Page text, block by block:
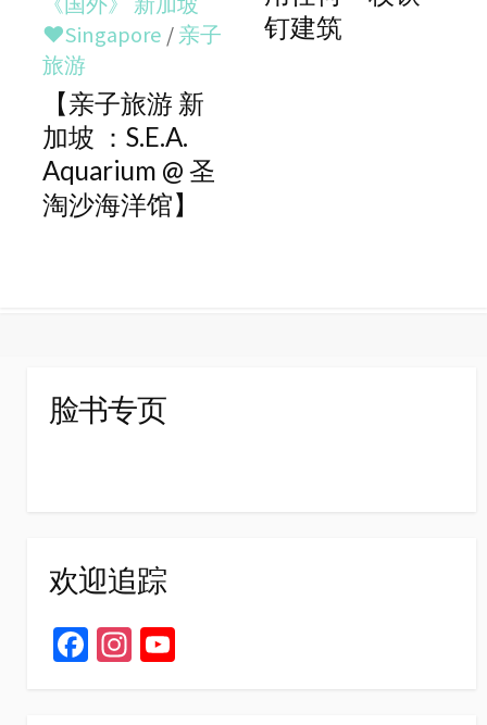
♥Singapore /亲子
旅游
【亲子旅游 新
加坡 ：S.E.A.
Aquarium @ 圣
淘沙海洋馆】
钉建筑
脸书专页
欢迎追踪
Fa In